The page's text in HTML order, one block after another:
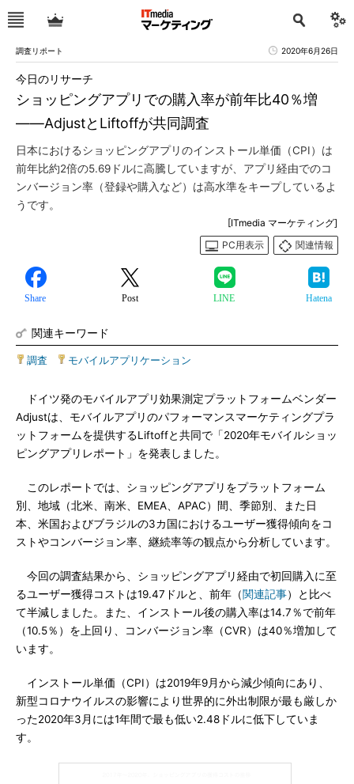
調査リポート 2020年6月26日
ショッピングアプリでの購入率が前年比40％増
――AdjustとLiftoffが共同調査
今日のリサーチ
日本におけるショッピングアプリのインストール単価（CPI）は
前年比約2倍の5.69ドルに高騰していますが、アプリ経由でのコ
ンバージョン率（登録や購入など）は高水準をキープしているよ
うです。
[ITmedia マーケティング]
PC用表示
関連情報
Share Post LINE Hatena
関連キーワード
調査 モバイルアプリケーション
ドイツ発のモバイルアプリ効果測定プラットフォームベンダー
Adjustは、モバイルアプリのパフォーマンスマーケティングプラ
ットフォームを提供するLiftoffと共同で「2020年モバイルショッ
ピングアプリレポート」を発表しました。
このレポートでは、ショッピングアプリをプラットフォーム
別、地域（北米、南米、EMEA、APAC）間、季節別、また日
本、米国およびブラジルの3カ国におけるユーザー獲得傾向をコ
ストやコンバージョン率、継続率等の観点から分析しています。
今回の調査結果から、ショッピングアプリ経由で初回購入に至
るユーザー獲得コストは19.47ドルと、前年（関連記事）と比べ
て半減しました。また、インストール後の購入率は14.7％で前年
（10.5％）を上回り、コンバージョン率（CVR）は40％増加して
います。
インストール単価（CPI）は2019年9月から減少傾向にあり、
新型コロナウイルスの影響により世界的に外出制限が最も厳しか
った2020年3月には1年間で最も低い2.48ドルに低下していま
す。